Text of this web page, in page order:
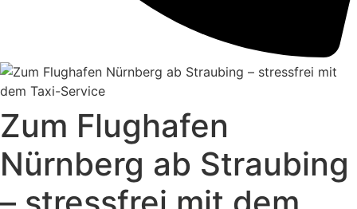
Zum Flughafen
Nürnberg ab Straubing